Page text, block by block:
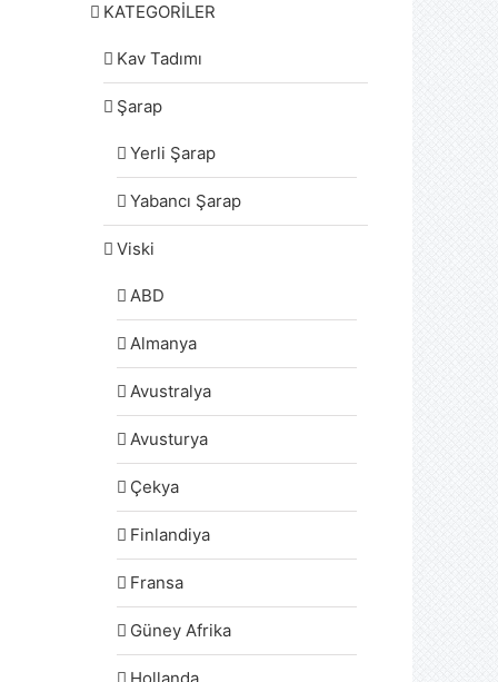
KATEGORİLER
Kav Tadımı
Şarap
Yerli Şarap
Yabancı Şarap
Viski
ABD
Almanya
Avustralya
Avusturya
Çekya
Finlandiya
Fransa
Güney Afrika